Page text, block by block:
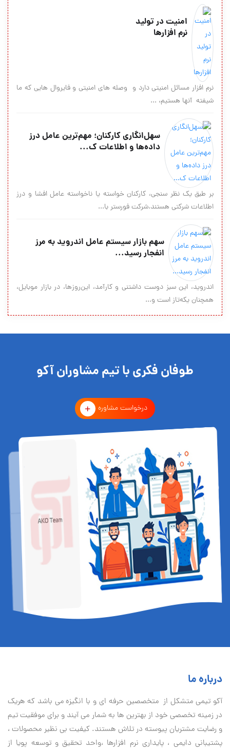
امنیت در تولید
نرم افزارها
نرم افزار مسائل امنیتی دارد و وصله های امنیتی و فایروال هایی که ما
شیفته آنها هستیم، ...
سهل‌انگاری کارکنان؛ مهم‌ترین عامل درز
داده‌ها و اطلاعات ک...
بر طبق یک نظر سنجی، کارکنان خواسته یا ناخواسته عامل افشا و درز
اطلاعات شرکتی هستند.شرکت فورستر با...
سهم بازار سیستم عامل اندروید به مرز
انفجار رسید...
اندروید، این سبز دوست داشتنی و کارآمد، این‌روزها، در بازار موبایل،
همچنان یکه‌تاز است و...
طوفان فکری با تیم مشاوران آکو
درخواست مشاوره
درباره ما
آكو تيمی متشکل از متخصصین حرفه ای و با انگیزه می باشد که هریک
در زمینه تخصصی خود از بهترین ها به شمار می آیند و برای موفقیت تيم
و رضایت مشتریان پیوسته در تلاش هستند. کیفیت بی نظير محصولات ،
پشتیبانی دايمی ، پایداری نرم افزارها ،واحد تحقیق و توسعه پویا از